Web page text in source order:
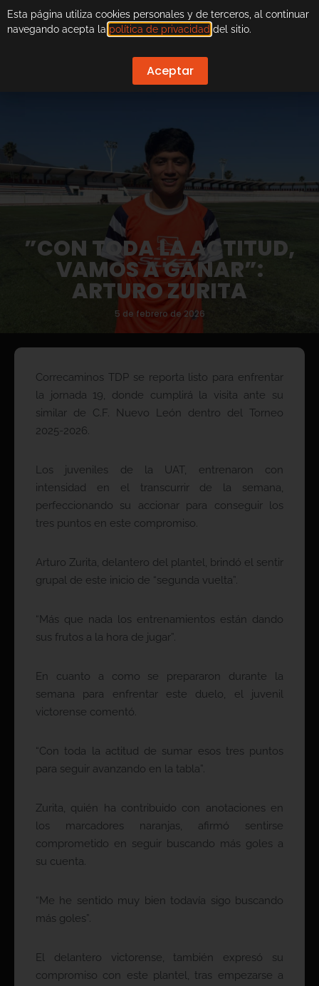
”CON TODA LA ACTITUD,
VAMOS A GANAR”:
ARTURO ZURITA
5 de febrero de 2026
Correcaminos TDP se reporta listo para enfrentar
la jornada 19, donde cumplirá la visita ante su
similar de C.F. Nuevo León dentro del Torneo
2025-2026.
Los juveniles de la UAT, entrenaron con
intensidad en el transcurrir de la semana,
perfeccionando su accionar para conseguir los
tres puntos en este compromiso.
Arturo Zurita, delantero del plantel, brindó el sentir
grupal de este inicio de “segunda vuelta”.
“Más que nada los entrenamientos están dando
sus frutos a la hora de jugar”.
En cuanto a como se prepararon durante la
semana para enfrentar este duelo, el juvenil
victorense comentó.
“Con toda la actitud de sumar esos tres puntos
para seguir avanzando en la tabla”.
Zurita, quién ha contribuido con anotaciones en
los marcadores naranjas, afirmó sentirse
comprometido en seguir buscando más goles a
su cuenta.
“Me he sentido muy bien todavía sigo buscando
más goles”.
El delantero victorense, también expresó su
compromiso con este plantel, tras empezarse a
Esta página utiliza cookies personales y de terceros, al continuar
navegando acepta la política de privacidad del sitio.
Aceptar